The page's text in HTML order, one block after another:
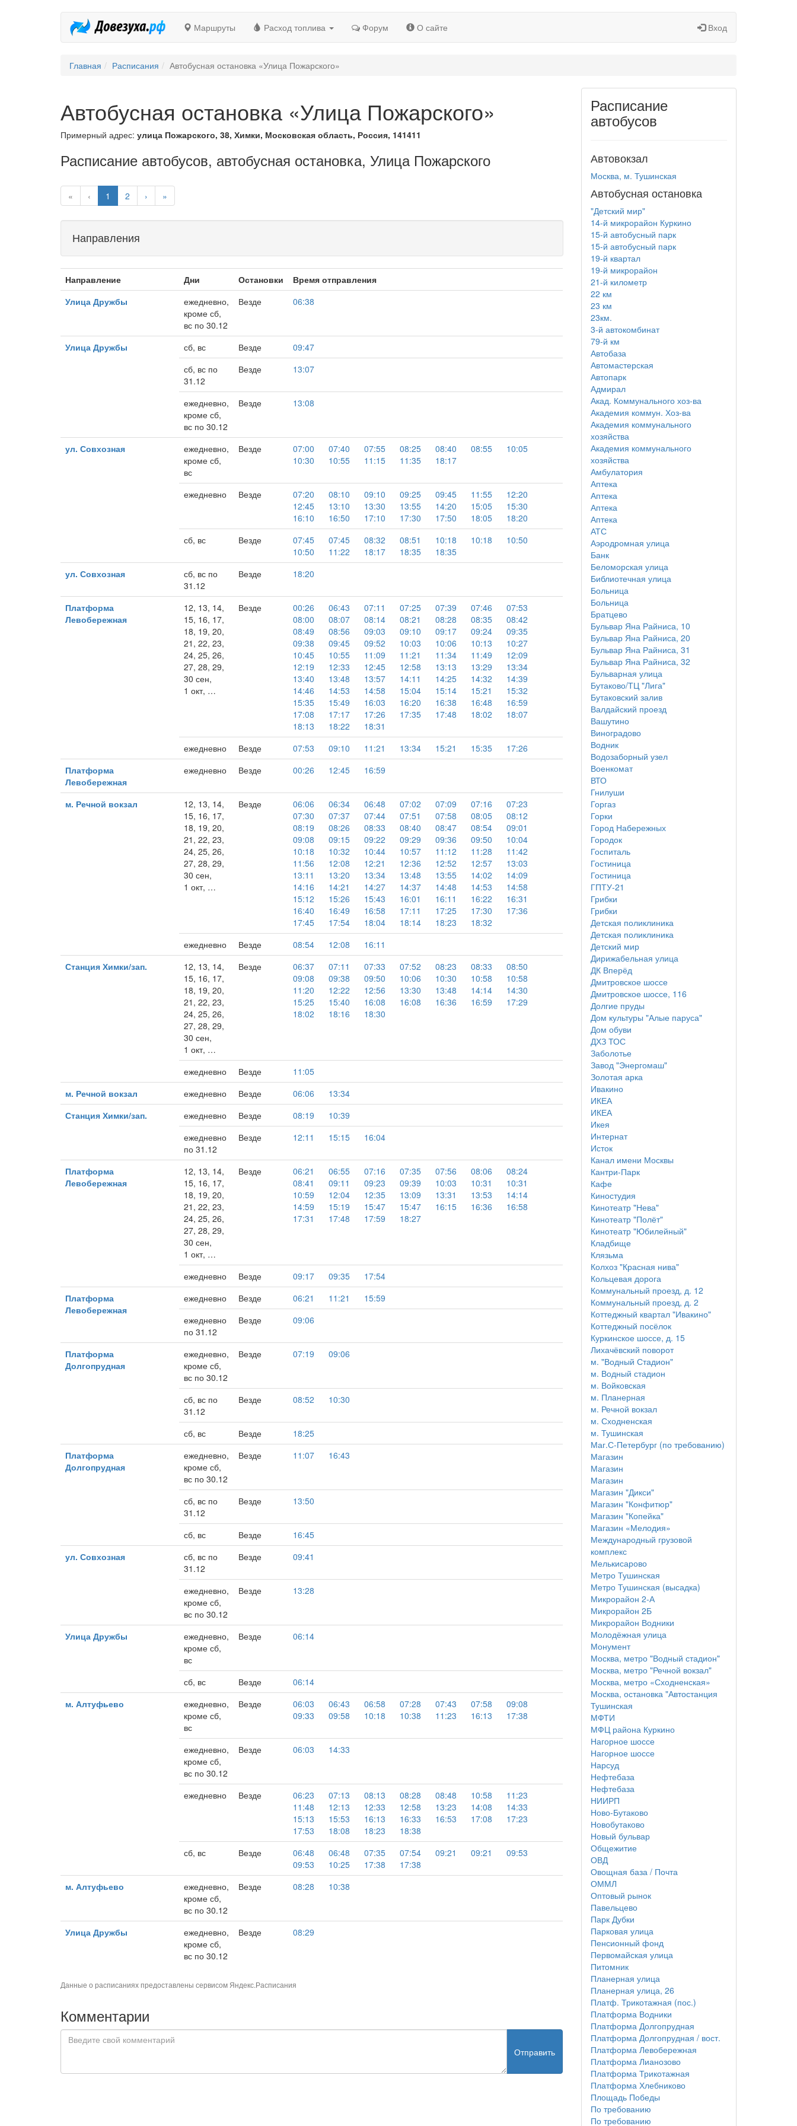
Маршруты Расход топлива Форум О сайте Вход
Главная Расписания Автобусная остановка «Улица Пожарского»
Автобусная остановка «Улица Пожарского»
Примерный адрес: улица Пожарского, 38, Химки, Московская область, Россия, 141411
Расписание автобусов, автобусная остановка, Улица Пожарского
« ‹ 1 2 › »
Направления
Направление Дни Остановки
Время отправления
Улица Дружбы
ежедневно,
кроме сб,
вс по 30.12
Везде 06:38
Улица Дружбы сб, вс Везде
09:47
сб, вс по
31.12
Везде 13:07
ежедневно,
кроме сб,
вс по 30.12
Везде 13:08
ул. Совхозная
ежедневно,
кроме сб,
вс
Везде 07:00 07:40 07:55 08:25 08:40 08:55
10:05
10:30
10:55 11:15 11:35 18:17
ежедневно Везде 07:20 08:10 09:10 09:25 09:45 11:55
12:20
12:45
13:10 13:30 13:55 14:20 15:05
15:30
16:10
16:50 17:10 17:30 17:50 18:05
18:20
сб, вс
Везде 07:45 07:45 08:32 08:51 10:18 10:18
10:50
10:50
11:22 18:17 18:35
18:35
ул. Совхозная
сб, вс по
31.12
Везде 18:20
Платформа
Левобережная
12, 13, 14,
15, 16, 17,
18, 19, 20,
21, 22, 23,
24, 25, 26,
27, 28, 29,
30 сен,
1 окт, …
Везде 00:26 06:43 07:11 07:25 07:39 07:46
07:53
08:00
08:07 08:14 08:21 08:28 08:35
08:42
08:49
08:56 09:03 09:10 09:17 09:24
09:35
09:38
09:45 09:52 10:03 10:06 10:13
10:27
10:45
10:55 11:09 11:21 11:34 11:49
12:09
12:19
12:33 12:45 12:58 13:13 13:29
13:34
13:40
13:48 13:57 14:11 14:25 14:32
14:39
14:46
14:53 14:58 15:04 15:14 15:21
15:32
15:35
15:49 16:03 16:20 16:38 16:48
16:59
17:08
17:17 17:26 17:35 17:48 18:02
18:07
18:13
18:22
18:31
ежедневно
Везде 07:53 09:10 11:21 13:34 15:21 15:35
17:26
Платформа
Левобережная
ежедневно Везде 00:26 12:45 16:59
м. Речной вокзал
12, 13, 14,
15, 16, 17,
18, 19, 20,
21, 22, 23,
24, 25, 26,
27, 28, 29,
30 сен,
1 окт, …
Везде 06:06 06:34 06:48 07:02 07:09 07:16
07:23
07:30
07:37 07:44 07:51 07:58 08:05
08:12
08:19
08:26 08:33 08:40 08:47 08:54
09:01
09:08
09:15 09:22 09:29 09:36 09:50
10:04
10:18
10:32 10:44 10:57 11:12 11:28
11:42
11:56
12:08 12:21 12:36 12:52 12:57
13:03
13:11
13:20 13:34 13:48 13:55 14:02
14:09
14:16
14:21 14:27 14:37 14:48 14:53
14:58
15:12
15:26 15:43 16:01 16:11 16:22
16:31
16:40
16:49 16:58 17:11 17:25 17:30
17:36
17:45
17:54 18:04 18:14 18:23
18:32
ежедневно
Везде 08:54 12:08
16:11
Станция Химки/зап.
12, 13, 14,
15, 16, 17,
18, 19, 20,
21, 22, 23,
24, 25, 26,
27, 28, 29,
30 сен,
1 окт, …
Везде 06:37 07:11 07:33 07:52 08:23 08:33
08:50
09:08
09:38 09:50 10:06 10:30 10:58
10:58
11:20
12:22 12:56 13:30 13:48 14:14
14:30
15:25
15:40 16:08 16:08 16:36 16:59
17:29
18:02
18:16 18:30
ежедневно Везде
11:05
м. Речной вокзал
ежедневно Везде 06:06
13:34
Станция Химки/зап.
ежедневно Везде 08:19
10:39
ежедневно
по 31.12
Везде 12:11 15:15 16:04
Платформа
Левобережная
12, 13, 14,
15, 16, 17,
18, 19, 20,
21, 22, 23,
24, 25, 26,
27, 28, 29,
30 сен,
1 окт, …
Везде 06:21 06:55 07:16 07:35 07:56 08:06
08:24
08:41
09:11 09:23 09:39 10:03 10:31
10:31
10:59
12:04 12:35 13:09 13:31 13:53
14:14
14:59
15:19 15:47 15:47 16:15 16:36
16:58
17:31
17:48 17:59 18:27
ежедневно Везде 09:17 09:35
17:54
Платформа
Левобережная
ежедневно Везде 06:21 11:21
15:59
ежедневно
по 31.12
Везде 09:06
Платформа
Долгопрудная
ежедневно,
кроме сб,
вс по 30.12
Везде 07:19 09:06
сб, вс по
31.12
Везде 08:52 10:30
сб, вс Везде
18:25
Платформа
Долгопрудная
ежедневно,
кроме сб,
вс по 30.12
Везде 11:07 16:43
сб, вс по
31.12
Везде 13:50
сб, вс Везде
16:45
ул. Совхозная
сб, вс по
31.12
Везде 09:41
ежедневно,
кроме сб,
вс по 30.12
Везде 13:28
Улица Дружбы
ежедневно,
кроме сб,
вс
Везде 06:14
сб, вс Везде
06:14
м. Алтуфьево
ежедневно,
кроме сб,
вс
Везде 06:03 06:43 06:58 07:28 07:43 07:58
09:08
09:33
09:58 10:18 10:38 11:23 16:13 17:38
ежедневно,
кроме сб,
вс по 30.12
Везде 06:03 14:33
ежедневно Везде 06:23 07:13 08:13 08:28 08:48 10:58
11:23
11:48
12:13 12:33 12:58 13:23 14:08
14:33
15:13
15:53 16:13 16:33 16:53 17:08
17:23
17:53
18:08 18:23
18:38
сб, вс
Везде 06:48 06:48 07:35 07:54 09:21 09:21
09:53
09:53
10:25 17:38
17:38
м. Алтуфьево
ежедневно,
кроме сб,
вс по 30.12
Везде 08:28 10:38
Улица Дружбы
ежедневно,
кроме сб,
вс по 30.12
Везде 08:29
Данные о расписаниях предоставлены сервисом Яндекс.Расписания
Комментарии
Отправить
Расписание
автобусов
Автовокзал
Москва, м. Тушинская
Автобусная остановка
"Детский мир"
14-й микрорайон Куркино
15-й автобусный парк
15-й автобусный парк
19-й квартал
19-й микрорайон
21-й километр
22 км
23 км
23км.
3-й автокомбинат
79-й км
Автобаза
Автомастерская
Автопарк
Адмирал
Акад. Коммунального хоз-ва
Академия коммун. Хоз-ва
Академия коммунального
хозяйства
Академия коммунального
хозяйства
Амбулатория
Аптека
Аптека
Аптека
Аптека
АТС
Аэродромная улица
Банк
Беломорская улица
Библиотечная улица
Больница
Больница
Братцево
Бульвар Яна Райниса, 10
Бульвар Яна Райниса, 20
Бульвар Яна Райниса, 31
Бульвар Яна Райниса, 32
Бульварная улица
Бутаково/ТЦ "Лига"
Бутаковский залив
Валдайский проезд
Вашутино
Виноградово
Водник
Водозаборный узел
Военкомат
ВТО
Гнилуши
Горгаз
Горки
Город Набережных
Городок
Госпиталь
Гостиница
Гостиница
ГПТУ-21
Грибки
Грибки
Детская поликлиника
Детская поликлиника
Детский мир
Дирижабельная улица
ДК Вперёд
Дмитровское шоссе
Дмитровское шоссе, 116
Долгие пруды
Дом культуры "Алые паруса"
Дом обуви
ДХЗ ТОС
Заболотье
Завод "Энергомаш"
Золотая арка
Ивакино
ИКЕА
ИКЕА
Икея
Интернат
Исток
Канал имени Москвы
Кантри-Парк
Кафе
Киностудия
Кинотеатр "Нева"
Кинотеатр "Полёт"
Кинотеатр "Юбилейный"
Кладбище
Клязьма
Колхоз "Красная нива"
Кольцевая дорога
Коммунальный проезд, д. 12
Коммунальный проезд, д. 2
Коттеджный квартал "Ивакино"
Коттеджный посёлок
Куркинское шоссе, д. 15
Лихачёвский поворот
м. "Водный Стадион"
м. Водный стадион
м. Войковская
м. Планерная
м. Речной вокзал
м. Сходненская
м. Тушинская
Маг.С-Петербург (по требованию)
Магазин
Магазин
Магазин
Магазин "Дикси"
Магазин "Конфитюр"
Магазин "Копейка"
Магазин «Мелодия»
Международный грузовой
комплекс
Мелькисарово
Метро Тушинская
Метро Тушинская (высадка)
Микрорайон 2-А
Микрорайон 2Б
Микрорайон Водники
Молодёжная улица
Монумент
Москва, метро "Водный стадион"
Москва, метро "Речной вокзал"
Москва, метро «Сходненская»
Москва, остановка "Автостанция
Тушинская
МФТИ
МФЦ района Куркино
Нагорное шоссе
Нагорное шоссе
Нарсуд
Нефтебаза
Нефтебаза
НИИРП
Ново-Бутаково
Новобутаково
Новый бульвар
Общежитие
ОВД
Овощная база / Почта
ОММЛ
Оптовый рынок
Павельцево
Парк Дубки
Парковая улица
Пенсионный фонд
Первомайская улица
Питомник
Планерная улица
Планерная улица, 26
Платф. Трикотажная (пос.)
Платформа Водники
Платформа Долгопрудная
Платформа Долгопрудная / вост.
Платформа Левобережная
Платформа Лианозово
Платформа Трикотажная
Платформа Хлебниково
Площадь Победы
По требованию
По требованию